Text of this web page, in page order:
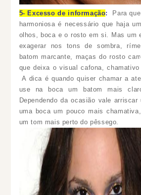
5- Excesso de informação:
Para
harmoniosa é necessário que haja
olhos, boca e o rosto em si. Mas um
exagerar nos tons de sombra,
batom marcante, maças do rosto
que deixa o visual cafona,
A dica é quando quiser chamar a
use na boca um batom mais
Dependendo da ocasião vale
uma boca um pouco mais
um tom mais perto do pêssego.